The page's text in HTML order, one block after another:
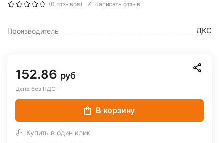
(0 отзывов) Написать отзыв
Производитель ДКС
152.86 руб
Цена без НДС
В корзину
Купить в один клик